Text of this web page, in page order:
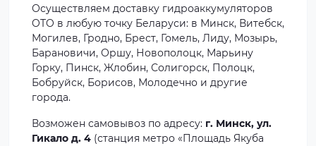
Осуществляем доставку гидроаккумуляторов
OTO в любую точку Беларуси: в Минск, Витебск,
Могилев, Гродно, Брест, Гомель, Лиду, Мозырь,
Барановичи, Оршу, Новополоцк, Марьину
Горку, Пинск, Жлобин, Солигорск, Полоцк,
Бобруйск, Борисов, Молодечно и другие
города.
Возможен самовывоз по адресу: г. Минск, ул.
Гикало д. 4 (станция метро «Площадь Якуба